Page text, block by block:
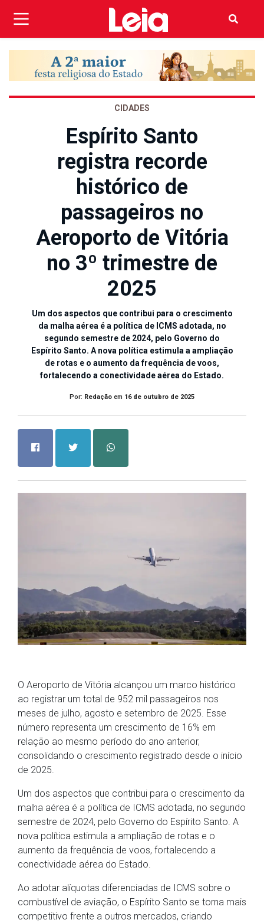
CIDADES
Espírito Santo
registra recorde
histórico de
passageiros no
Aeroporto de Vitória
no 3º trimestre de
2025
Um dos aspectos que contribui para o crescimento
da malha aérea é a política de ICMS adotada, no
segundo semestre de 2024, pelo Governo do
Espírito Santo. A nova política estimula a ampliação
de rotas e o aumento da frequência de voos,
fortalecendo a conectividade aérea do Estado.
Por: Redação em 16 de outubro de 2025
O Aeroporto de Vitória alcançou um marco histórico
ao registrar um total de 952 mil passageiros nos
meses de julho, agosto e setembro de 2025. Esse
número representa um crescimento de 16% em
relação ao mesmo período do ano anterior,
consolidando o crescimento registrado desde o início
de 2025.
Um dos aspectos que contribui para o crescimento da
malha aérea é a política de ICMS adotada, no segundo
semestre de 2024, pelo Governo do Espírito Santo. A
nova política estimula a ampliação de rotas e o
aumento da frequência de voos, fortalecendo a
conectividade aérea do Estado.
Ao adotar alíquotas diferenciadas de ICMS sobre o
combustível de aviação, o Espírito Santo se torna mais
competitivo frente a outros mercados, criando